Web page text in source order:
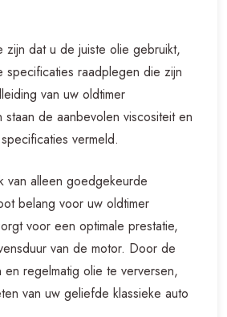
zijn dat u de juiste olie gebruikt,
specificaties raadplegen die zijn
van uw oldtimer
de aanbevolen viscositeit en
vermeld.
van alleen goedgekeurde
belang voor uw oldtimer
voor een optimale prestatie,
van de motor. Door de
regelmatig olie te verversen,
van uw geliefde klassieke auto